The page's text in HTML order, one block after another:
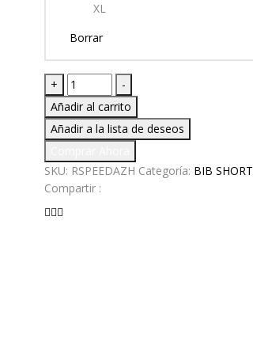
XL
Borrar
+
BIB
SHORT
RS-
SPEED
HOMBRE
cantidad
-
Añadir al carrito
Añadir a la lista de deseos
SKU: RSPEEDAZH Categoría: BIB SHORT
Compartir :